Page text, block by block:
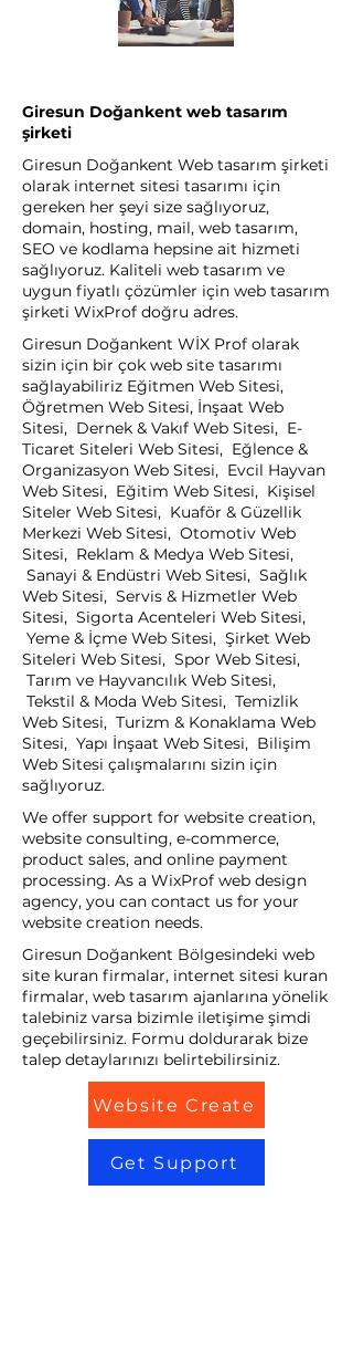
Giresun Doğankent web tasarım
şirketi
Giresun Doğankent Web tasarım şirketi
olarak internet sitesi tasarımı için
gereken her şeyi size sağlıyoruz,
domain, hosting, mail, web tasarım,
SEO ve kodlama hepsine ait hizmeti
sağlıyoruz. Kaliteli web tasarım ve
uygun fiyatlı çözümler için web tasarım
şirketi WixProf doğru adres.
Giresun Doğankent WİX Prof olarak
sizin için bir çok web site tasarımı
sağlayabiliriz Eğitmen Web Sitesi,
Öğretmen Web Sitesi, İnşaat Web
Sitesi, Dernek & Vakıf Web Sitesi, E-
Ticaret Siteleri Web Sitesi, Eğlence &
Organizasyon Web Sitesi, Evcil Hayvan
Web Sitesi, Eğitim Web Sitesi, Kişisel
Siteler Web Sitesi, Kuaför & Güzellik
Merkezi Web Sitesi, Otomotiv Web
Sitesi, Reklam & Medya Web Sitesi,
Sanayi & Endüstri Web Sitesi, Sağlık
Web Sitesi, Servis & Hizmetler Web
Sitesi, Sigorta Acenteleri Web Sitesi,
Yeme & İçme Web Sitesi, Şirket Web
Siteleri Web Sitesi, Spor Web Sitesi,
Tarım ve Hayvancılık Web Sitesi,
Tekstil & Moda Web Sitesi, Temizlik
Web Sitesi, Turizm & Konaklama Web
Sitesi, Yapı İnşaat Web Sitesi, Bilişim
Web Sitesi çalışmalarını sizin için
sağlıyoruz.
We offer support for website creation,
website consulting, e-commerce,
product sales, and online payment
processing. As a WixProf web design
agency, you can contact us for your
website creation needs.
Giresun Doğankent Bölgesindeki web
site kuran firmalar, internet sitesi kuran
firmalar, web tasarım ajanlarına yönelik
talebiniz varsa bizimle iletişime şimdi
geçebilirsiniz. Formu doldurarak bize
talep detaylarınızı belirtebilirsiniz.
Website Create
Get Support